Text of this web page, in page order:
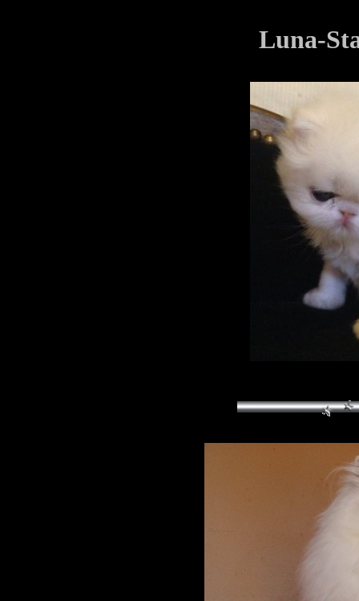
Luna-